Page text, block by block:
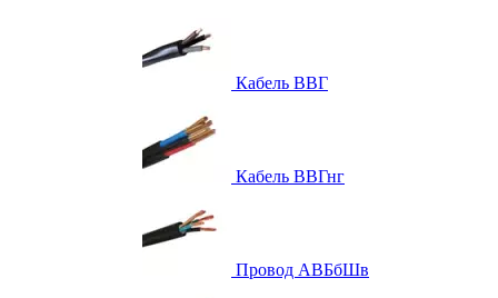
Кабель ВВГ
Кабель ВВГнг
Провод АВБбШв